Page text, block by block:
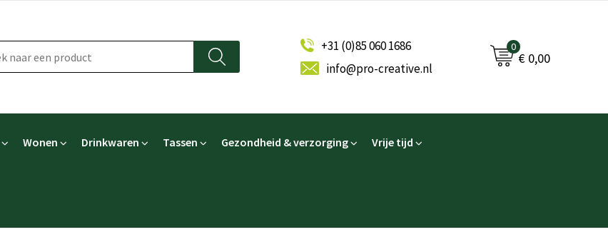
+31 (0)85 060 1686
info@pro-creative.nl
0
€ 0,00
Wonen Drinkwaren Tassen Gezondheid & verzorging Vrije tijd